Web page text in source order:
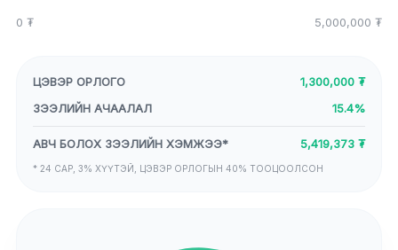
0 ₮ 5,000,000 ₮
ЦЭВЭР ОРЛОГО 1,300,000 ₮
ЗЭЭЛИЙН АЧААЛАЛ
15.4%
АВЧ БОЛОХ ЗЭЭЛИЙН ХЭМЖЭЭ* 5,419,373 ₮
* 24 САР, 3% ХҮҮТЭЙ, ЦЭВЭР ОРЛОГЫН 40% ТООЦООЛСОН